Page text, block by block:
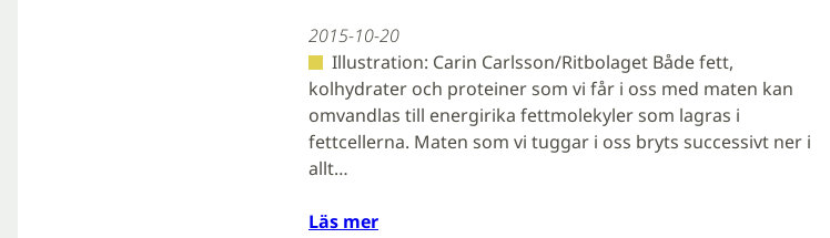
2015-10-20
Illustration: Carin Carlsson/Ritbolaget Både fett,
kolhydrater och proteiner som vi får i oss med maten kan
omvandlas till energirika fettmolekyler som lagras i
fettcellerna. Maten som vi tuggar i oss bryts successivt ner i
allt…
Läs mer